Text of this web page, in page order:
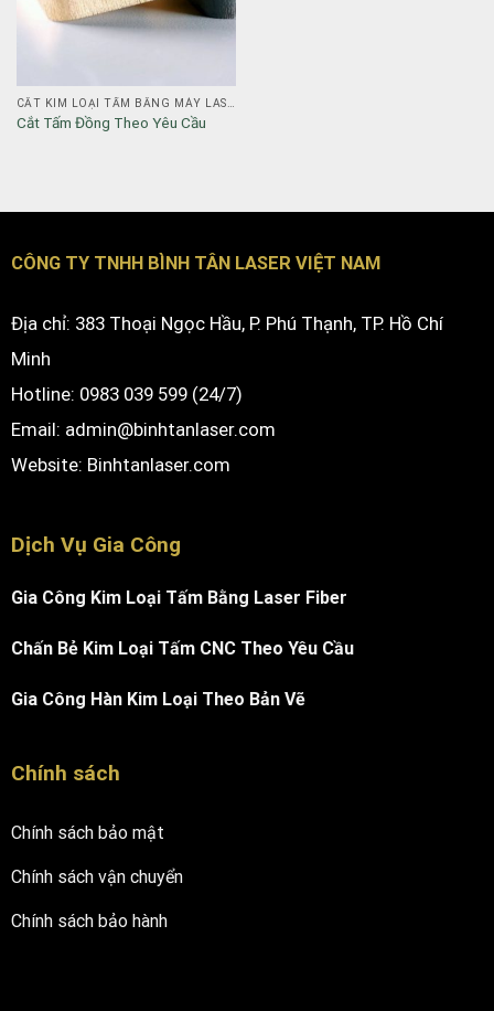
Cắt Tấm Đồng Theo Yêu Cầu
CÔNG TY TNHH BÌNH TÂN LASER VIỆT NAM
Địa chỉ: 383 Thoại Ngọc Hầu, P. Phú Thạnh, TP. Hồ Chí
Minh
Hotline: 0983 039 599 (24/7)
Email: admin@binhtanlaser.com
Website: Binhtanlaser.com
Dịch Vụ Gia Công
Gia Công Kim Loại Tấm Bằng Laser Fiber
Chấn Bẻ Kim Loại Tấm CNC Theo Yêu Cầu
Gia Công Hàn Kim Loại Theo Bản Vẽ
Chính sách
Chính sách bảo mật
Chính sách vận chuyển
Chính sách bảo hành